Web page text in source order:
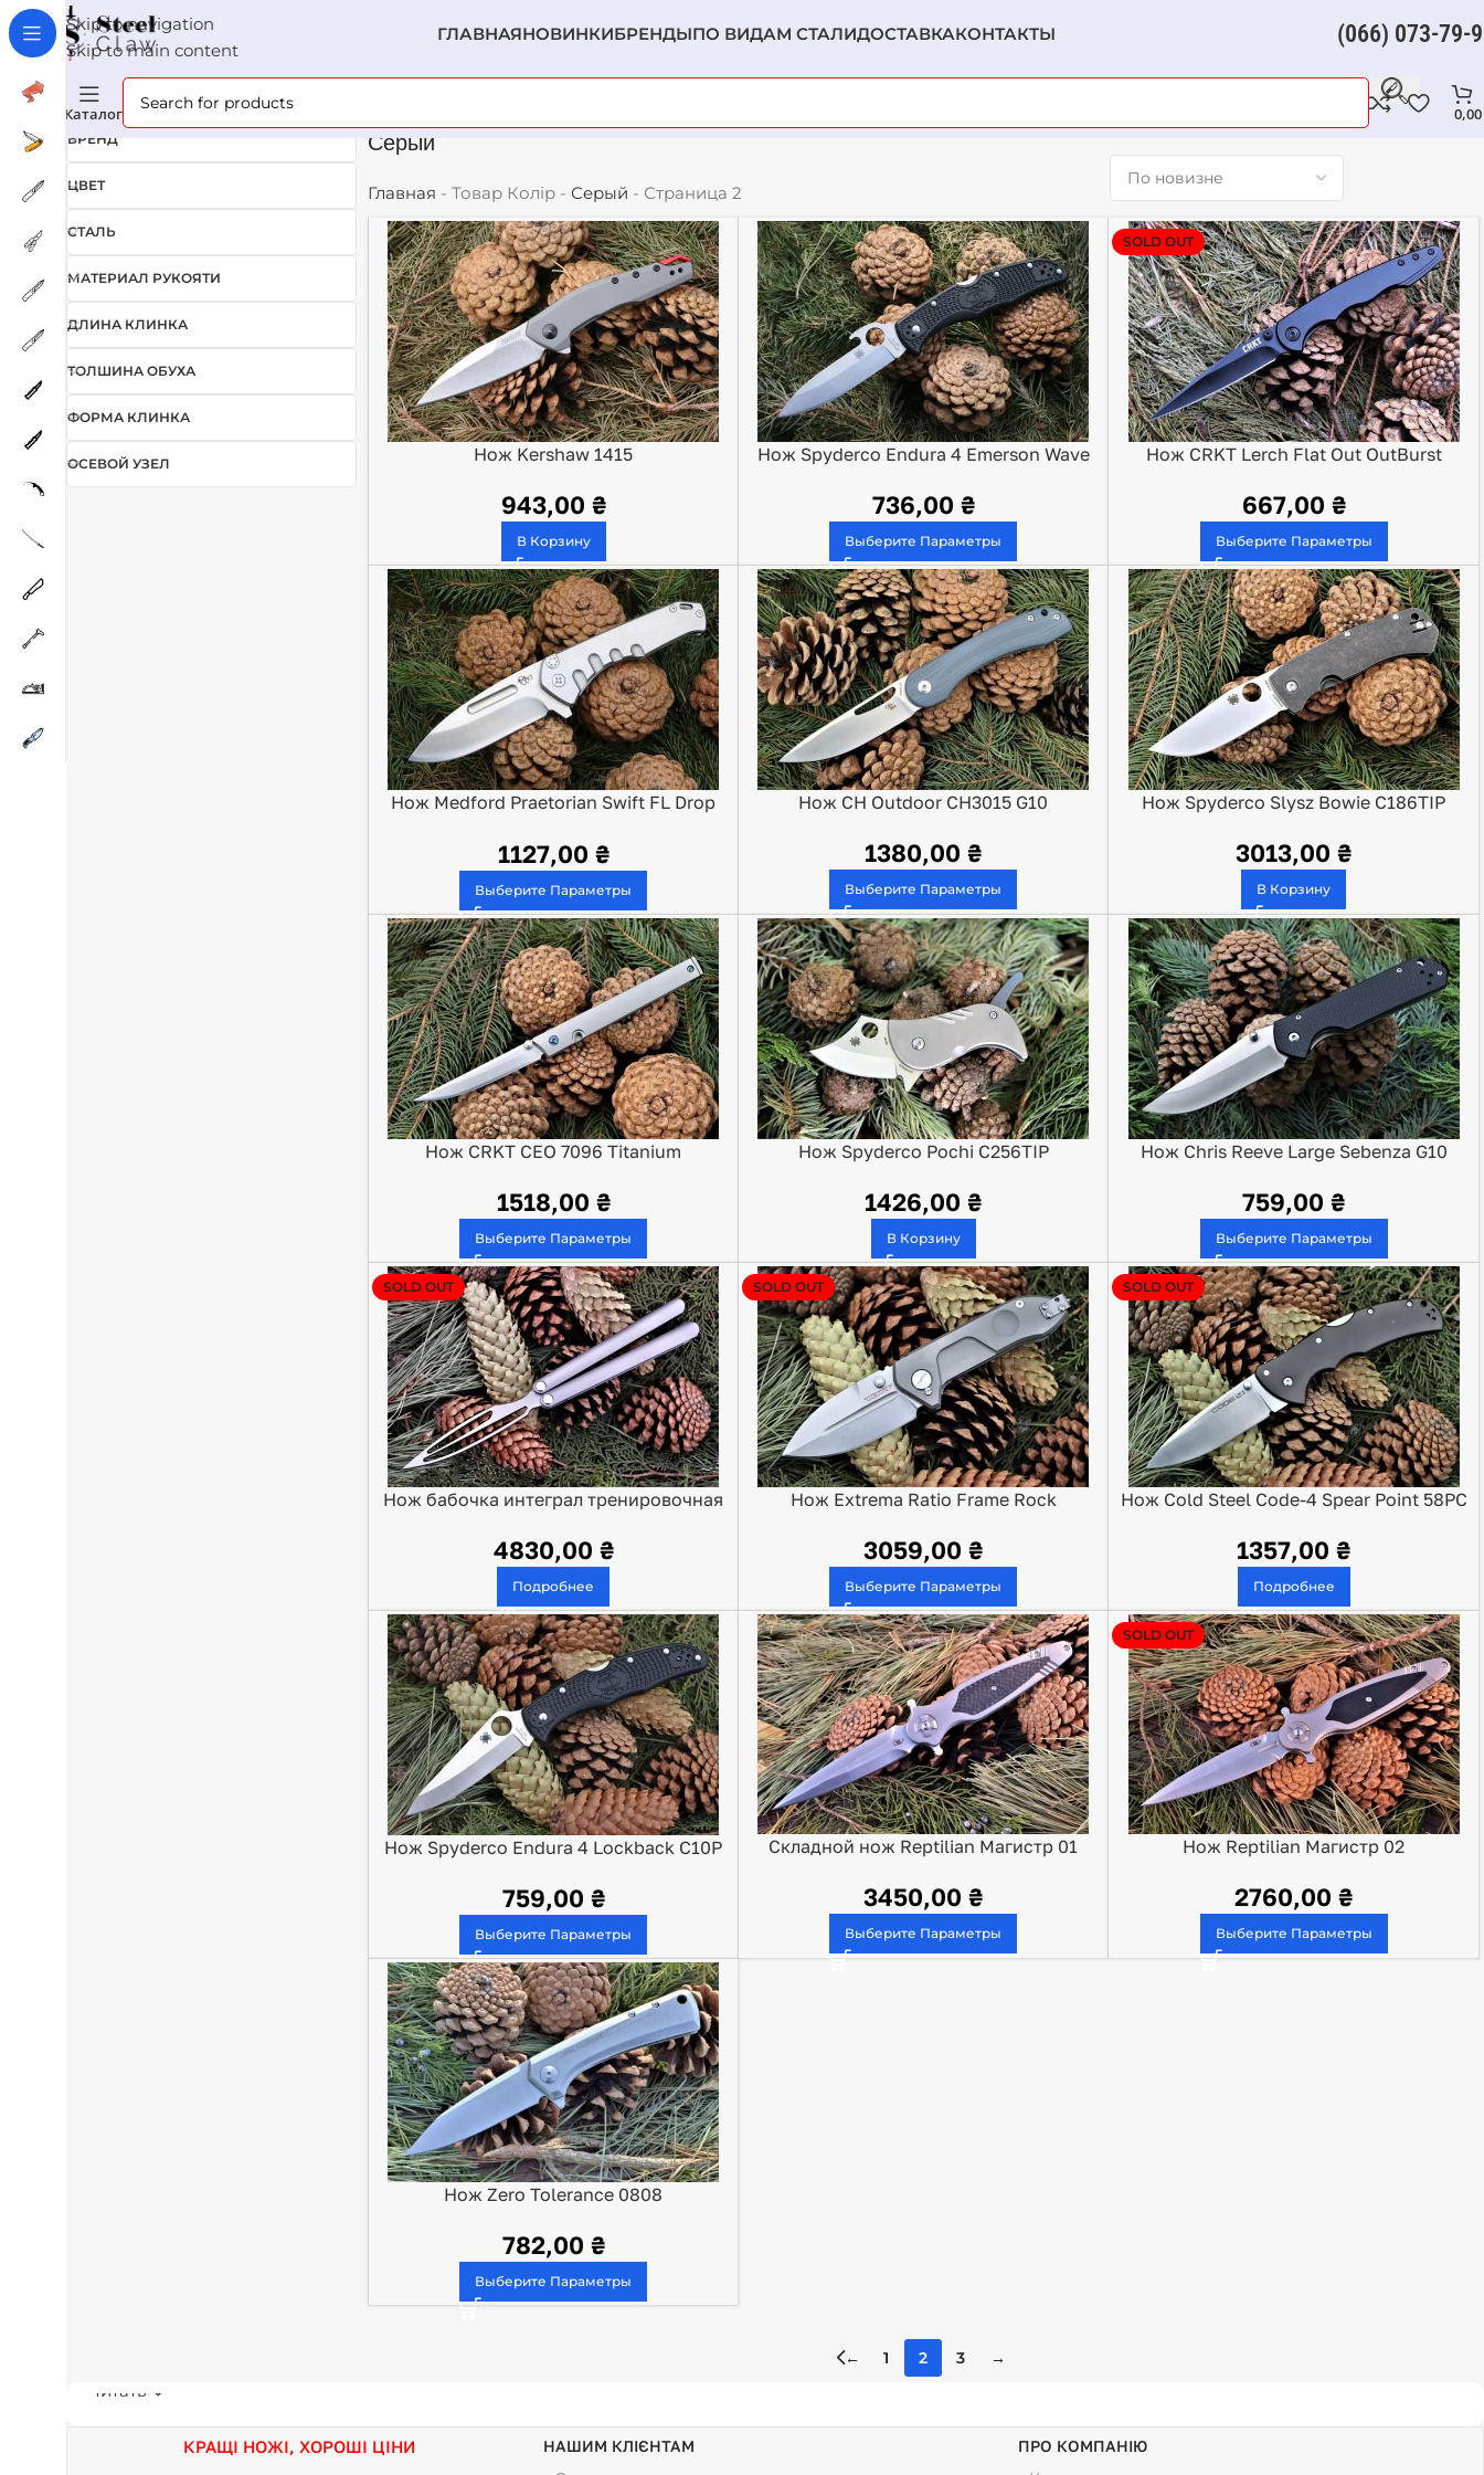
Skip to navigation
Skip to main content
ГЛАВНАЯНОВИНКИБРЕНДЫПО ВИДАМ СТАЛИДОСТАВКАКОНТАКТЫ (066) 073-79-
Каталог 0,00
БРЕНД
ЦВЕТ
СТАЛЬ
МАТЕРИАЛ РУКОЯТИ
ДЛИНА КЛИНКА
ТОЛШИНА ОБУХА
ФОРМА КЛИНКА
ОСЕВОЙ УЗЕЛ
Серый
Главная - Товар Колір- Серый - Страница 2
Нож Kershaw 1415
943,00 ₴
В Корзину
Нож Spyderco Endura 4 Emerson Wave
736,00 ₴
Выберите Параметры
SOLD OUT
Нож CRKT Lerch Flat Out OutBurst
667,00 ₴
Выберите Параметры
Нож Medford Praetorian Swift FL Drop
1127,00 ₴
Выберите Параметры
Нож CH Outdoor CH3015 G10
1380,00₴
Выберите Параметры
Нож Spyderco Slysz Bowie C186TIP
3013,00₴
В Корзину
Нож CRKT CEO 7096 Titanium
1518,00 ₴
Выберите Параметры
Нож Spyderco Pochi C256TIP
1426,00₴
В Корзину
Нож Chris Reeve Large Sebenza G10
759,00₴
Выберите Параметры
SOLD OUT
Нож бабочка интеграл тренировочная
4830,00 ₴
Подробнее
SOLD OUT
Нож Extrema Ratio Frame Rock
3059,00₴
Выберите Параметры
SOLD OUT
Нож Cold Steel Code-4 Spear Point 58PC
1357,00₴
Подробнее
Нож Spyderco Endura 4 Lockback C10P
759,00 ₴
Выберите Параметры
Складной нож Reptilian Магистр 01
3450,00₴
Выберите Параметры
SOLD OUT
Нож Reptilian Магистр 02
2760,00₴
Выберите Параметры
Нож Zero Tolerance 0808
782,00 ₴
Выберите Параметры
← 1 2 3 →
Читать
КРАЩІ НОЖІ, ХОРОШІ ЦІНИ НАШИМ КЛІЄНТАМ ПРО КОМПАНІЮ